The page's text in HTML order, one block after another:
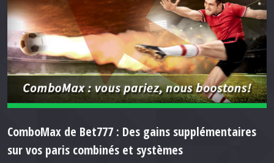
ComboMax de Bet777 : Des gains supplémentaires
sur vos paris combinés et systèmes